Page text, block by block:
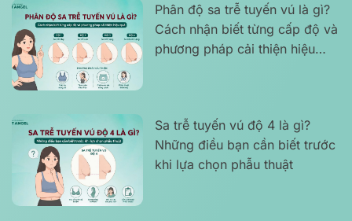
Phân độ sa trễ tuyến vú là gì?
Cách nhận biết từng cấp độ và
phương pháp cải thiện hiệu
Sa trễ tuyến vú độ 4 là gì?
Những điều bạn cần biết trước
khi lựa chọn phẫu thuật